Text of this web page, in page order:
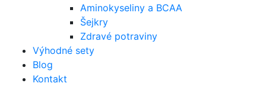
Aminokyseliny a BCAA
Šejkry
Zdravé potraviny
Výhodné sety
Blog
Kontakt